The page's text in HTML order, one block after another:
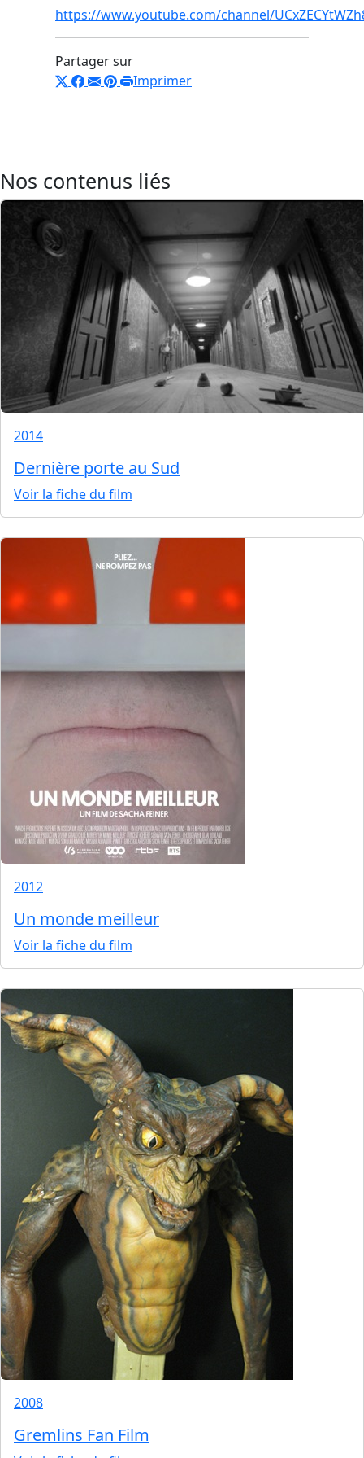
https://www.youtube.com/channel/
Partager sur
Imprimer
Nos contenus liés
2014
Dernière porte au Sud
Voir la fiche du film
2012
Un monde meilleur
Voir la fiche du film
2008
Gremlins Fan Film